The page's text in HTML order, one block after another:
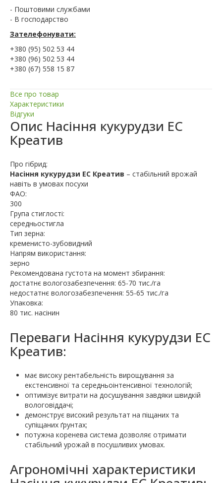
- Поштовими службами
- В господарство
Зателефонувати:
+380 (95) 502 53 44
+380 (96) 502 53 44
+380 (67) 558 15 87
Все про товар
Характеристики
Відгуки
Опис Насіння кукурудзи ЕС
Креатив
Про гібрид:
Насіння кукурудзи ЕС Креатив – стабільний врожай
навіть в умовах посухи
ФАО:
300
Група стиглості:
середньостигла
Тип зерна:
кременисто-зубовидний
Напрям використання:
зерно
Рекомендована густота на момент збирання:
достатнє вологозабезпечення: 65-70 тис./га
недостатнє вологозабезпечення: 55-65 тис./га
Упаковка:
80 тис. насінин
Переваги Насіння кукурудзи ЕС
Креатив:
має високу рентабельність вирощування за
екстенсивної та середньоінтенсивної технологій;
оптимізує витрати на досушування завдяки швидкій
вологовіддачі;
демонструє високий результат на піщаних та
супіщаних ґрунтах;
потужна коренева система дозволяє отримати
стабільний урожай в посушливих умовах.
Агрономічні характеристики